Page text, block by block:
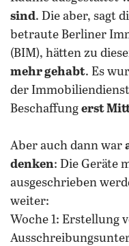
sind. Die aber, sagt
betraute Berliner
(BIM), hätten zu
mehr gehabt. Es
der
Beschaffung erst
Aber auch dann war
denken: Die Geräte
ausgeschrieben
weiter:
Woche 1: Erstellung